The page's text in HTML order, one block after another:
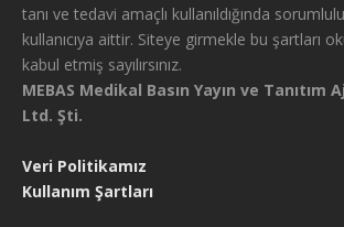
tanı ve tedavi amaçlı kullanıldığında
kullanıcıya aittir. Siteye girmekle bu şartları
kabul etmiş sayılırsınız.
MEBAS Medikal Basın Yayın ve Tanıtım
Ltd. Şti.
Veri Politikamız
Kullanım Şartları